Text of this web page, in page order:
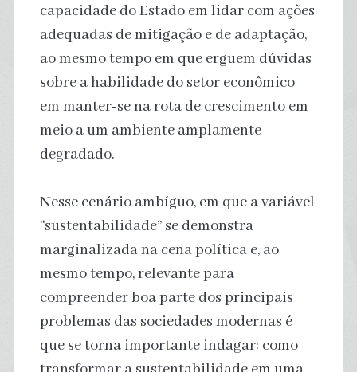
capacidade do Estado em lidar com ações
adequadas de mitigação e de adaptação,
ao mesmo tempo em que erguem dúvidas
sobre a habilidade do setor econômico
em manter-se na rota de crescimento em
meio a um ambiente amplamente
degradado.
Nesse cenário ambíguo, em que a variável
“sustentabilidade” se demonstra
marginalizada na cena política e, ao
mesmo tempo, relevante para
compreender boa parte dos principais
problemas das sociedades modernas é
que se torna importante indagar: como